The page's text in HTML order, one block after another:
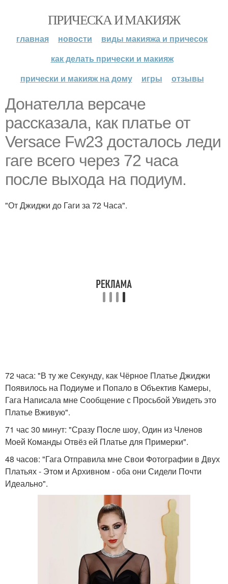
ПРИЧЕСКА И МАКИЯЖ
главная новости
виды макияжа и причесок
как делать прически и макияж
прически и макияж на дому
игры отзывы
Донателла версаче
рассказала, как платье от
Versace Fw23 досталось леди
гаге всего через 72 часа
после выхода на подиум.
"От Джиджи до Гаги за 72 Часа".
72 часа: "В ту же Секунду, как Чёрное Платье Джиджи
Появилось на Подиуме и Попало в Объектив Камеры,
Гага Написала мне Сообщение с Просьбой Увидеть это
Платье Вживую".
71 час 30 минут: "Сразу После шоу, Один из Членов
Моей Команды Отвёз ей Платье для Примерки".
48 часов: "Гага Отправила мне Свои Фотографии в Двух
Платьях - Этом и Архивном - оба они Сидели Почти
Идеально".